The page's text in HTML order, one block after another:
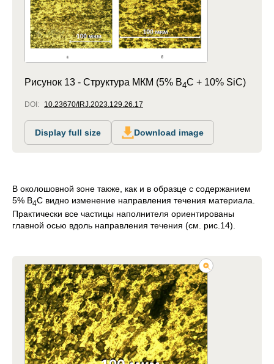
Рисунок 13 - Структура МКМ (5% B4C + 10% SiC)
DOI: 10.23670/IRJ.2023.129.26.17
Display full size Download image
В околошовной зоне также, как и в образце с содержанием
5% B4C видно изменение направления течения материала.
Практически все частицы наполнителя ориентированы
главной осью вдоль направления течения (см. рис.14).